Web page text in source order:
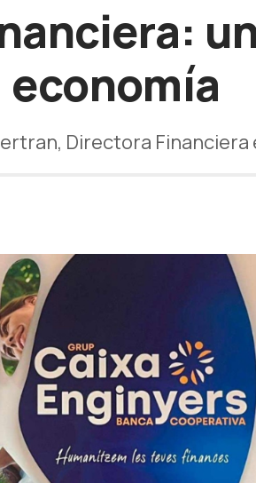
economía
Directora Financiera